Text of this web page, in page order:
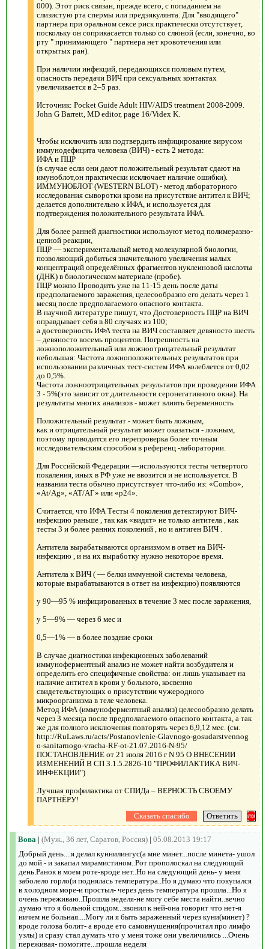
000). Этот риск связан, прежде всего, с попаданием на
слизистую рта спермы или предэякулянта. Для "вводящего"
партнера при оральном сексе риск практически отсутствует,
поскольку он соприкасается только со слюной (если, конечно, во
рту " принимающего " партнера нет кровотечения или
открытых ран).
При наличии инфекций, передающихся половым путем,
опасность передачи ВИЧ при сексуальных контактах
увеличивается в 2–5 раз.
Источник: Pocket Guide Adult HIV/AIDS treatment 2008-2009.
John G Barrett, MD editor, page 16/Videx K.
Чтобы исключить или подтвердить инфицирование вирусом
иммунодефицита человека (ВИЧ) - есть 2 метода:
ИФА и ПЦР
(в случае если они дают положительный результат сдают на
имуноблот,он практически исключает наличие ошибки).
ИММУНОБЛОТ (WESTERN BLOT) - метод лабораторного
исследования сыворотки крови на присутствие антител к ВИЧ;
делается дополнительно к ИФА, и используется для
подтверждения положительного результата ИФА.
Для более ранней диагностики используют метод полимеразно-
цепной реакции,
ПЦР — экспериментальный метод молекулярной биологии,
позволяющий добиться значительного увеличения малых
концентраций определённых фрагментов нуклеиновой кислоты
(ДНК) в биологическом материале (пробе).
ПЦР можно Проводить уже на 11-15 день после даты
предполагаемого заражения, целесообразно его делать через 1
месяц после предполагаемого опасного контакта.
В научной литературе пишут, что Достоверность ПЦР на ВИЧ
оправдывает себя в 80 случаях из 100;
а достоверность ИФА теста на ВИЧ составляет девяносто шесть
– девяносто восемь процентов. Погрешность на
ложноположительный или ложноотрицательный результат
небольшая: Частота ложноположительных результатов при
использовании различных тест-систем ИФА колеблется от 0,02
до 0,5%.
Частота ложноотрицательных результатов при проведении ИФА
3 - 5%(это зависит от длительности серонегативного окна). На
результаты многих анализов - может влиять беременность
Положительный результат - может быть ложным,
как и отрицательный результат может оказаться - ложным,
поэтому проводится его перепроверка более точным
исследовательским способом в референц -лаборатории.
Для Российской Федерации —используются тесты четвертого
покаления, иных в РФ уже не ввозится и не используется. В
названии теста обычно присутствует что-либо из: «Combo»,
«At/Ag», «АТ/АГ» или «p24».
Считается, что ИФА Тесты 4 поколения детектируют ВИЧ-
инфекцию раньше , так как «видят» не только антитела , как
тесты 3 и более ранних поколений , но и антиген ВИЧ .
Антитела вырабатываются организмом в ответ на ВИЧ-
инфекцию , и на их выработку нужно некоторое время.
Антитела к ВИЧ ( — белки иммунной системы человека,
которые вырабатываются в ответ на инфекцию) появляются
у 90—95 % инфицированных в течение 3 мес после заражения,
у 5—9% — через 6 мес и
0,5—1% — в более поздние сроки
В случае диагностики инфекционных заболеваний
иммуноферментный анализ не может найти возбудителя и
определить его специфичные свойства: он лишь указывает на
наличие антител в крови у больного, косвенно
свидетельствующих о присутствии чужеродного
микроорганизма в теле человека.
Метод ИФА (иммуноферментный анализ) целесообразно делать
через 3 месяца после предполагаемого опасного контакта, а так
же для полного исключения повторять через 6,9,12 мес. (см.
http://RuLaws.ru/acts/Postanovlenie-Glavnogo-gosudarstvennog
o-sanitarnogo-vracha-RF-ot-21.07.2016-N-95/
ПОСТАНОВЛЕНИЕ от 21 июля 2016 г N 95 О ВНЕСЕНИИ
ИЗМЕНЕНИЙ В СП 3.1.5.2826-10 "ПРОФИЛАКТИКА ВИЧ-
ИНФЕКЦИИ")
Лучшая профилактика от СПИДа – ВЕРНОСТЬ СВОЕМУ
ПАРТНЁРУ!
Вова | (Муж., 36 лет, Саратов, Россия) | 05.08.2013 19:17
Добрый день....я делал куннилингус(а мне минет...после минета- ушол
до мой - и закапал мирамистином..Рот прополоскал на следующий
день.Ранок в моем роте-вроде нет..Но на следующий день- у меня
заболело горло(и поднялась температура..Но я думаю что покупался
в холодном море-и простыл- через день температура прошла...Но я
очень переживаю..Прошла неделя-не могу себе места найти..вечно
думаю что я больной спидом...звонил к ней-она говорит что нет-я
ничем не больная....Могу ли я быть зараженный через куни(минет) ?
вроде голова болит- а вроде ето самовнушения(прочитал про лимфо
узлы) и сразу стал думать что у меня тоже они увеличились ...Очень
переживая- помогите...прошла неделя